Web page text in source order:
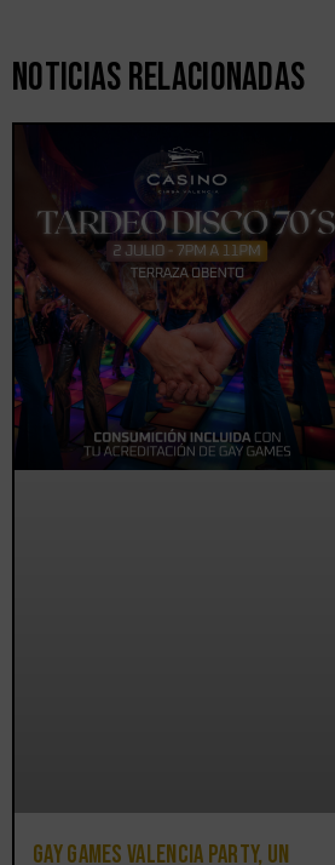
Noticias Relacionadas
Gay Games Valencia Party, un